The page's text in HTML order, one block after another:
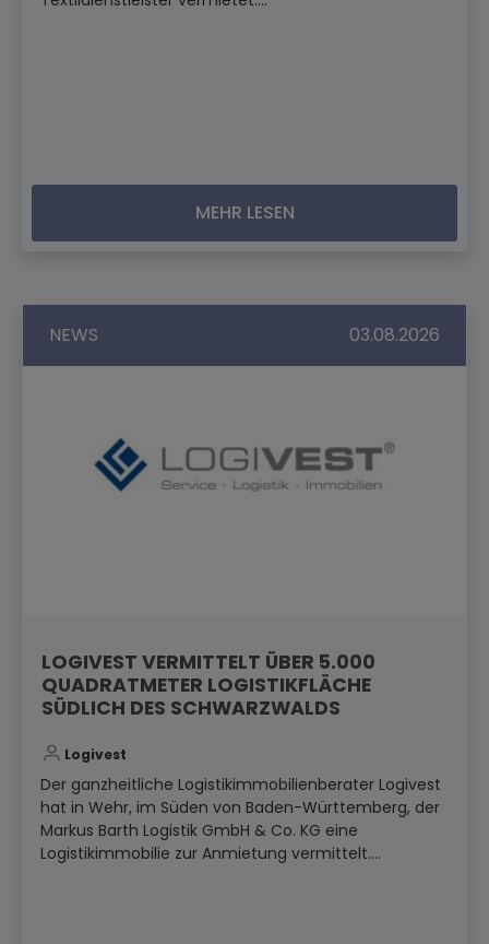
MEHR LESEN
NEWS 03.08.2026
LOGIVEST VERMITTELT ÜBER 5.000
QUADRATMETER LOGISTIKFLÄCHE
SÜDLICH DES SCHWARZWALDS
Logivest
Der ganzheitliche Logistikimmobilienberater Logivest
hat in Wehr, im Süden von Baden-Württemberg, der
Markus Barth Logistik GmbH & Co. KG eine
Logistikimmobilie zur Anmietung vermittelt....